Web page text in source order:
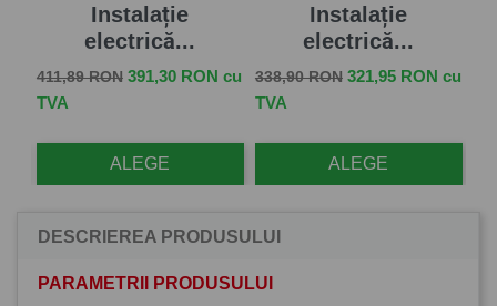
Instalație
electrică...
Pret de baza
411,89 RON Pret
391,30 RON cu
TVA
ALEGE
Instalație
electrică...
Pret de baza
338,90 RON Pret
321,95 RON cu
TVA
ALEGE
DESCRIEREA PRODUSULUI
PARAMETRII PRODUSULUI